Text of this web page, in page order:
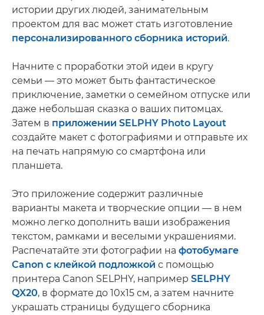
истории других людей, занимательным
проектом для вас может стать изготовление
персонализированного сборника историй.
Начните с проработки этой идеи в кругу
семьи — это может быть фантастическое
приключение, заметки о семейном отпуске или
даже небольшая сказка о ваших питомцах.
Затем в приложении SELPHY Photo Layout
создайте макет с фотографиями и отправьте их
на печать напрямую со смартфона или
планшета.
Это приложение содержит различные
варианты макета и творческие опции — в нем
можно легко дополнить ваши изображения
текстом, рамками и веселыми украшениями.
Распечатайте эти фотографии на фотобумаге
Canon с клейкой подложкой с помощью
принтера Canon SELPHY, например SELPHY
QX20, в формате до 10x15 см, а затем начните
украшать страницы будущего сборника